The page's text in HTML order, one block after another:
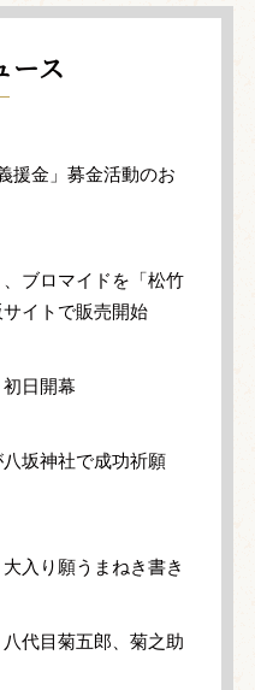
ース
援金」募金活動のお
ブロマイドを「松竹
イトで販売開始
日開幕
坂神社で成功祈願
入り願うまねき書き
代目菊五郎、菊之助